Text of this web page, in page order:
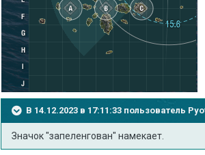
В 14.12.2023 в 17:11:33 пользователь
Значок "запеленгован" намекает.